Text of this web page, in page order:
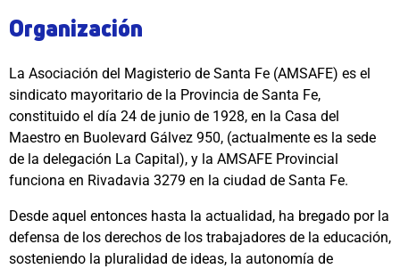
Organización
La Asociación del Magisterio de Santa Fe (AMSAFE) es el
sindicato mayoritario de la Provincia de Santa Fe,
constituido el día 24 de junio de 1928, en la Casa del
Maestro en Buolevard Gálvez 950, (actualmente es la sede
de la delegación La Capital), y la AMSAFE Provincial
funciona en Rivadavia 3279 en la ciudad de Santa Fe.
Desde aquel entonces hasta la actualidad, ha bregado por la
defensa de los derechos de los trabajadores de la educación,
sosteniendo la pluralidad de ideas, la autonomía de